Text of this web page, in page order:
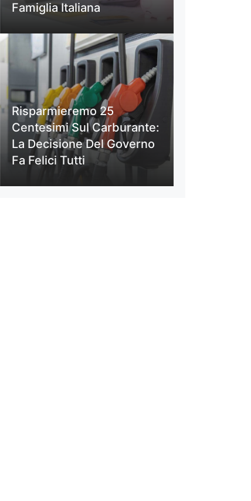
Famiglia Italiana
Risparmieremo 25
Centesimi Sul Carburante:
La Decisione Del Governo
Fa Felici Tutti